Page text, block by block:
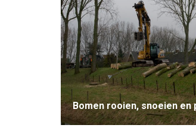
Bomen rooien, snoeien en